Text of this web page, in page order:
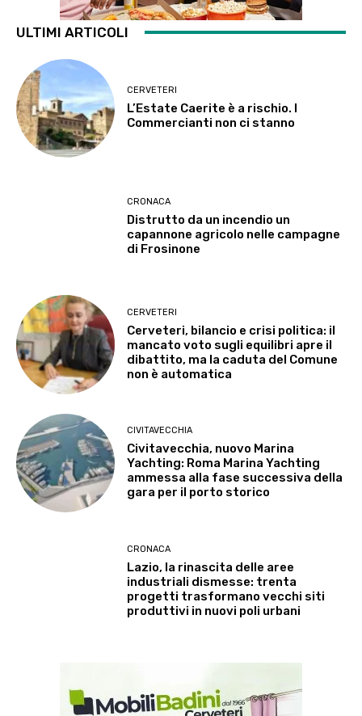
ULTIMI ARTICOLI
CERVETERI
L’Estate Caerite è a rischio. I
Commercianti non ci stanno
CRONACA
Distrutto da un incendio un
capannone agricolo nelle campagne
di Frosinone
CERVETERI
Cerveteri, bilancio e crisi politica: il
mancato voto sugli equilibri apre il
dibattito, ma la caduta del Comune
non è automatica
CIVITAVECCHIA
Civitavecchia, nuovo Marina
Yachting: Roma Marina Yachting
ammessa alla fase successiva della
gara per il porto storico
CRONACA
Lazio, la rinascita delle aree
industriali dismesse: trenta
progetti trasformano vecchi siti
produttivi in nuovi poli urbani